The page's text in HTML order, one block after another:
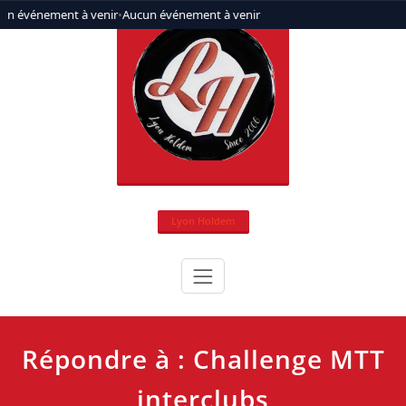
événement à venir•Aucun événement à venir
Aller
au
Lyon Holdem
Répondre à : Challenge MTT
interclubs